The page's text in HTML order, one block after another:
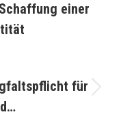
einer
für